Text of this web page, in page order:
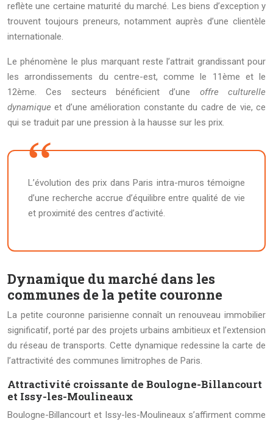
reflète une certaine maturité du marché. Les biens d’exception y
trouvent toujours preneurs, notamment auprès d’une clientèle
internationale.
Le phénomène le plus marquant reste l’attrait grandissant pour
les arrondissements du centre-est, comme le 11ème et le
12ème. Ces secteurs bénéficient d’une offre culturelle
dynamiqueet d’une amélioration constante du cadre de vie, ce
qui se traduit par une pression à la hausse sur les prix.
L’évolution des prix dans Paris intra-muros témoigne
d’une recherche accrue d’équilibre entre qualité de vie
et proximité des centres d’activité.
Dynamique du marché dans les
communes de la petite couronne
La petite couronne parisienne connaît un renouveau immobilier
significatif, porté par des projets urbains ambitieux et l’extension
du réseau de transports. Cette dynamique redessine la carte de
l’attractivité des communes limitrophes de Paris.
Attractivité croissante de Boulogne-Billancourt
et Issy-les-Moulineaux
Boulogne-Billancourt et Issy-les-Moulineaux s’affirment comme